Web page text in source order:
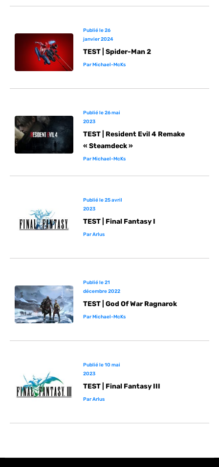
Publié le26
janvier 2024
TEST | Spider-Man 2
ParMichael-McKs
Publié le26 mai
2023
TEST | Resident Evil 4 Remake
« Steamdeck »
ParMichael-McKs
Publié le25 avril
2023
TEST | Final Fantasy I
ParArlus
Publié le21
décembre 2022
TEST | God Of War Ragnarok
ParMichael-McKs
Publié le10 mai
2023
TEST | Final Fantasy III
ParArlus